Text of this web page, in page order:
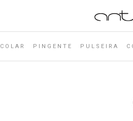
COLAR PINGENTE PULSEIRA